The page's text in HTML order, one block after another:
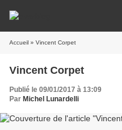
Accueil » Vincent Corpet
Vincent Corpet
Publié le 09/01/2017 à 13:09
Par Michel Lunardelli